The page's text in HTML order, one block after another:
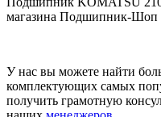
магазина Подшипник-Шоп
У нас вы можете найти
комплектующих самых
получить грамотную